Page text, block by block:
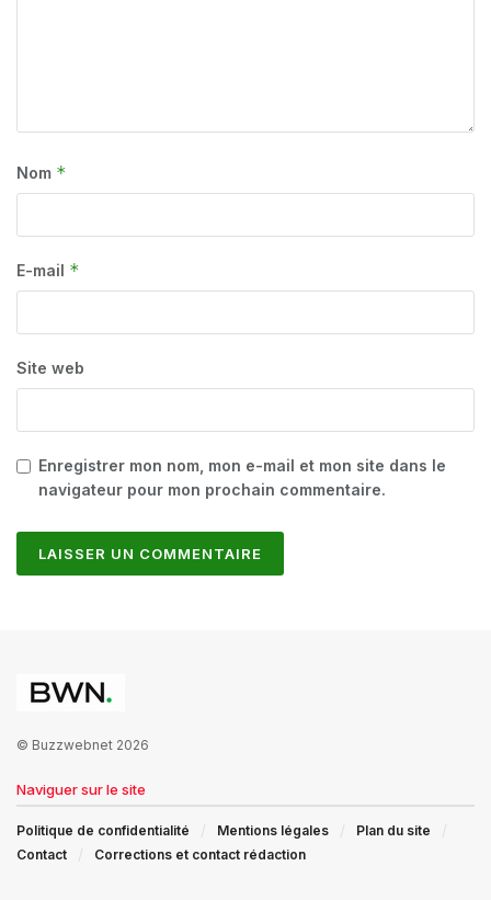
Nom *
E-mail *
Site web
Enregistrer mon nom, mon e-mail et mon site dans le
navigateur pour mon prochain commentaire.
© Buzzwebnet 2026
Naviguer sur le site
Politique de confidentialité Mentions légales
Plan du site
Contact
Corrections et contact rédaction